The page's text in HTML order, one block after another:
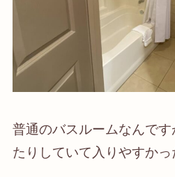
普通のバスルームなんで
たりしていて入りやすかっ